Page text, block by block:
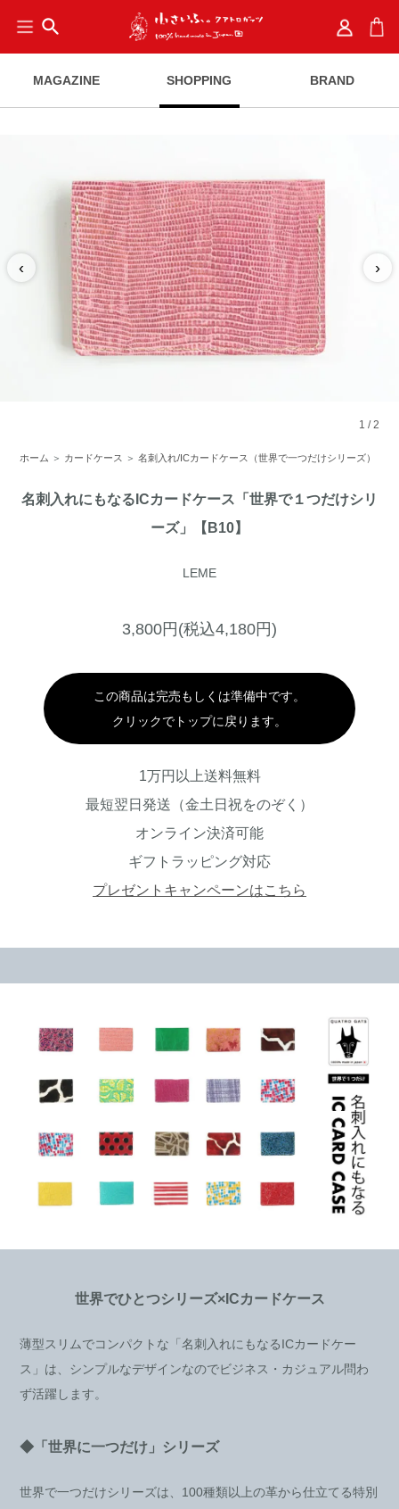
search
MAGAZINE SHOPPING BRAND
‹ ›
1 /2
ホーム ＞ カードケース ＞名刺入れ/ICカードケース（世界で一つだけシリーズ）
名刺入れにもなるICカードケース「世界で１つだけシリ
ーズ」【B10】
LEME
3,800円(税込4,180円)
この商品は完売もしくは準備中です。
クリックでトップに戻ります。
1万円以上送料無料
最短翌日発送（金土日祝をのぞく）
オンライン決済可能
ギフトラッピング対応
プレゼントキャンペーンはこちら
世界でひとつシリーズ×ICカードケース
薄型スリムでコンパクトな「名刺入れにもなるICカードケー
ス」は、シンプルなデザインなのでビジネス・カジュアル問わ
ず活躍します。
◆「世界に一つだけ」シリーズ
世界で一つだけシリーズは、100種類以上の革から仕立てる特別